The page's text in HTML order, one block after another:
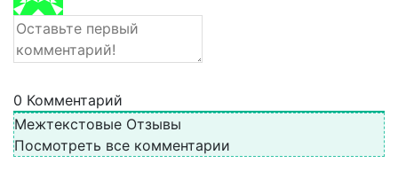
0 Комментарий
Межтекстовые Отзывы
Посмотреть все комментарии